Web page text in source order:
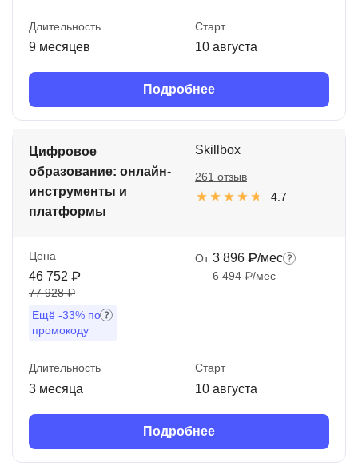
Длительность
9 месяцев
Старт
10 августа
Подробнее
Цифровое
образование: онлайн-
инструменты и
платформы
Skillbox
4.7
261 отзыв
Цена
46 752 ₽
77 928 ₽
Ещё -33% по
промокоду
От 3 896 ₽/мес
6 494 ₽/мес
Длительность
3 месяца
Старт
10 августа
Подробнее